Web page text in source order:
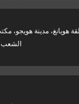
هويانغ، مدينة هويجو،
الشعب